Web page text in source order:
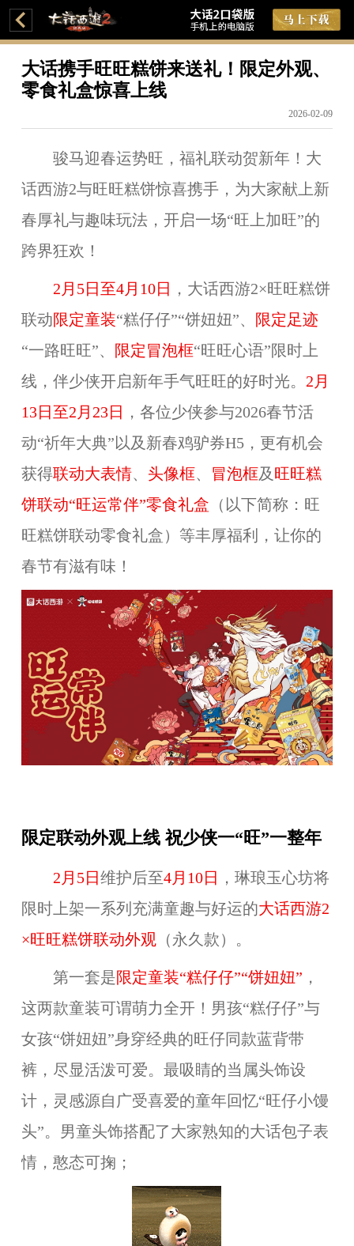
大话携手旺旺糕饼来送礼！限定外观、
零食礼盒惊喜上线
2026-02-09
骏马迎春运势旺，福礼联动贺新年！大
话西游2与旺旺糕饼惊喜携手，为大家献上新
春厚礼与趣味玩法，开启一场“旺上加旺”的
跨界狂欢！
2月5日至4月10日
，大话西游2×旺旺糕饼
联动限定童装“糕仔仔”“饼妞妞”、
限定足迹
“一路旺旺”、
限定冒泡框“旺旺心语”限时上
线，伴少侠开启新年手气旺旺的好时光。 2月
13日至2月23日
，各位少侠参与2026春节活
动“祈年大典”以及新春鸡驴券H5，更有机会
获得联动大表情、 头像框、 冒泡框及 旺旺糕
饼联动“旺运常伴”零食礼盒 （以下简称：旺
旺糕饼联动零食礼盒）等丰厚福利，让你的
春节有滋有味！
限定联动外观上线 祝少侠一“旺”一整年
2月5日 维护后至4月10日
，琳琅玉心坊将
限时上架一系列充满童趣与好运的大话西游2
×旺旺糕饼联动外观（永久款）。
第一套是限定童装“糕仔仔”“饼妞妞” ，
这两款童装可谓萌力全开！男孩“糕仔仔”与
女孩“饼妞妞”身穿经典的旺仔同款蓝背带
裤，尽显活泼可爱。最吸睛的当属头饰设
计，灵感源自广受喜爱的童年回忆“旺仔小馒
头”。男童头饰搭配了大家熟知的大话包子表
情，憨态可掬；